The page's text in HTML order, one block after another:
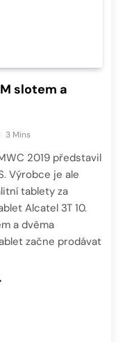
slotem a
3 Mins
2019 představil
Výrobce je ale
tablety za
Alcatel 3T 10.
a dvěma
začne prodávat